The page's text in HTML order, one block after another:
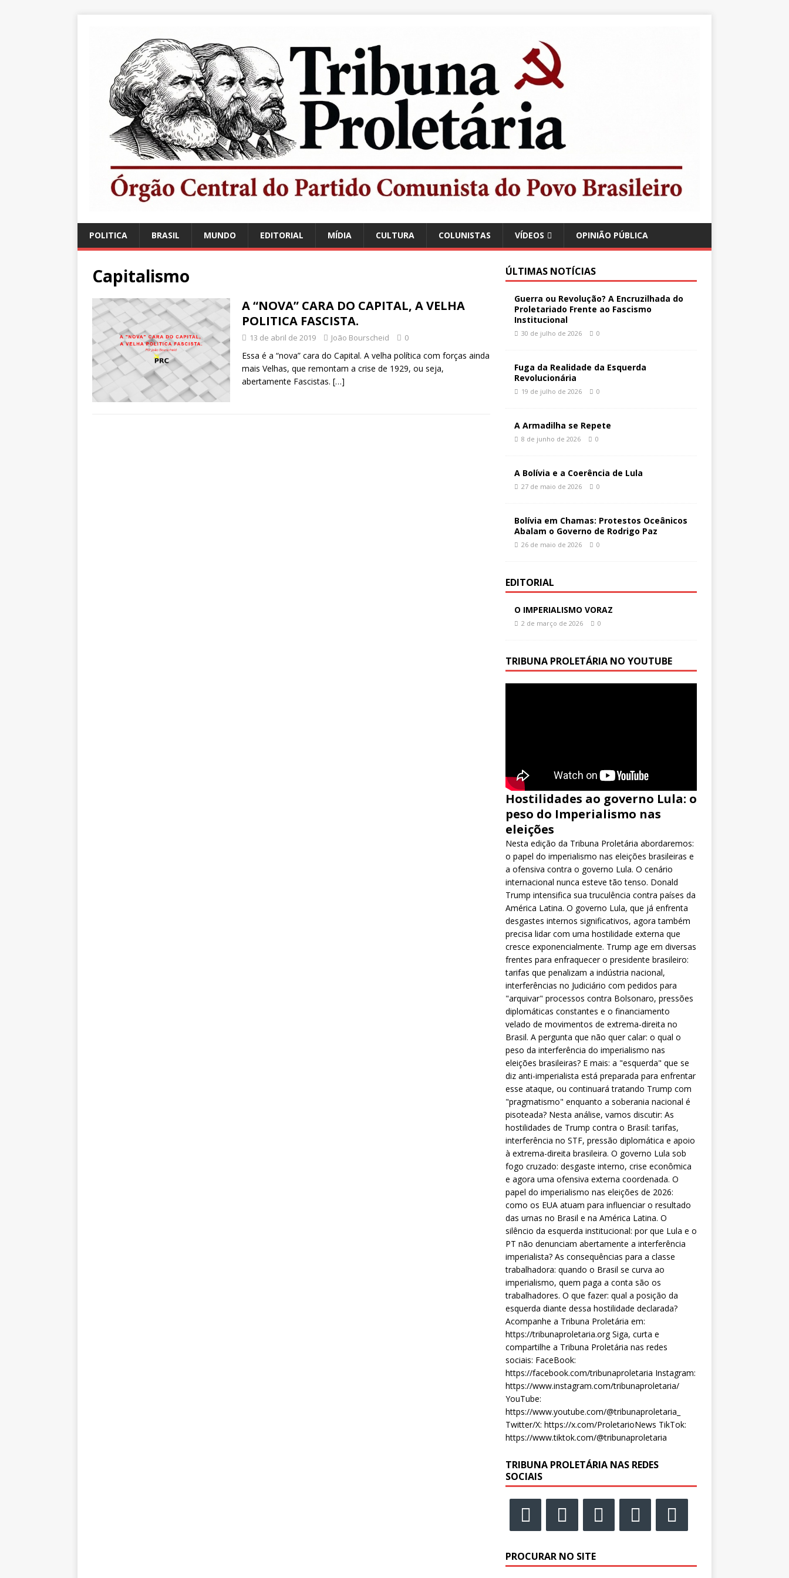
POLITICA BRASIL MUNDO EDITORIAL MÍDIA CULTURA COLUNISTAS VÍDEOS OPINIÃO PÚBLICA
Capitalismo
A “NOVA” CARA DO CAPITAL, A VELHA
POLITICA FASCISTA.
13 de abril de 2019 João Bourscheid 0
Essa é a “nova” cara do Capital. A velha política com forças ainda
mais Velhas, que remontam a crise de 1929, ou seja,
abertamente Fascistas. […]
ÚLTIMAS NOTÍCIAS
Guerra ou Revolução? A Encruzilhada do
Proletariado Frente ao Fascismo
Institucional
30 de julho de 2026 0
Fuga da Realidade da Esquerda
Revolucionária
19 de julho de 2026 0
A Armadilha se Repete
8 de junho de 2026 0
A Bolívia e a Coerência de Lula
27 de maio de 2026 0
Bolívia em Chamas: Protestos Oceânicos
Abalam o Governo de Rodrigo Paz
26 de maio de 2026 0
EDITORIAL
O IMPERIALISMO VORAZ
2 de março de 2026 0
TRIBUNA PROLETÁRIA NO YOUTUBE
Hostilidades ao governo Lula: o
peso do Imperialismo nas
eleições
Nesta edição da Tribuna Proletária abordaremos:
o papel do imperialismo nas eleições brasileiras e
a ofensiva contra o governo Lula. O cenário
internacional nunca esteve tão tenso. Donald
Trump intensifica sua truculência contra países da
América Latina. O governo Lula, que já enfrenta
desgastes internos significativos, agora também
precisa lidar com uma hostilidade externa que
cresce exponencialmente. Trump age em diversas
frentes para enfraquecer o presidente brasileiro:
tarifas que penalizam a indústria nacional,
interferências no Judiciário com pedidos para
"arquivar" processos contra Bolsonaro, pressões
diplomáticas constantes e o financiamento
velado de movimentos de extrema-direita no
Brasil. A pergunta que não quer calar: o qual o
peso da interferência do imperialismo nas
eleições brasileiras? E mais: a "esquerda" que se
diz anti-imperialista está preparada para enfrentar
esse ataque, ou continuará tratando Trump com
"pragmatismo" enquanto a soberania nacional é
pisoteada? Nesta análise, vamos discutir: As
hostilidades de Trump contra o Brasil: tarifas,
interferência no STF, pressão diplomática e apoio
à extrema-direita brasileira. O governo Lula sob
fogo cruzado: desgaste interno, crise econômica
e agora uma ofensiva externa coordenada. O
papel do imperialismo nas eleições de 2026:
como os EUA atuam para influenciar o resultado
das urnas no Brasil e na América Latina. O
silêncio da esquerda institucional: por que Lula e o
PT não denunciam abertamente a interferência
imperialista? As consequências para a classe
trabalhadora: quando o Brasil se curva ao
imperialismo, quem paga a conta são os
trabalhadores. O que fazer: qual a posição da
esquerda diante dessa hostilidade declarada?
Acompanhe a Tribuna Proletária em:
https://tribunaproletaria.org Siga, curta e
compartilhe a Tribuna Proletária nas redes
sociais: FaceBook:
https://facebook.com/tribunaproletaria Instagram:
https://www.instagram.com/tribunaproletaria/
YouTube:
https://www.youtube.com/@tribunaproletaria_
Twitter/X: https://x.com/ProletarioNews TikTok:
https://www.tiktok.com/@tribunaproletaria
TRIBUNA PROLETÁRIA NAS REDES
SOCIAIS
PROCURAR NO SITE